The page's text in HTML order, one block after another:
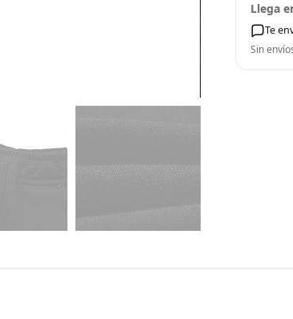
Llega
Te
Sin